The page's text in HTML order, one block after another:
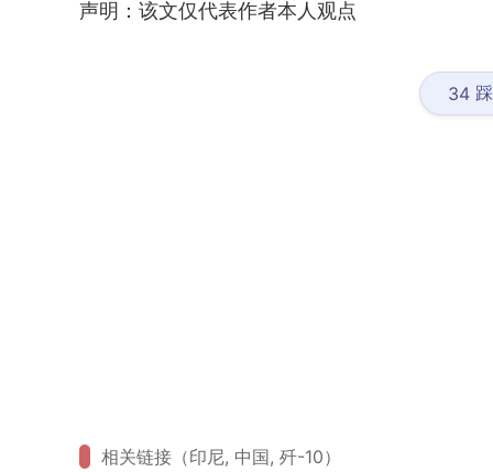
声明：该文仅代表作者本人观点
34
相关链接（印尼, 中国, 歼-10）